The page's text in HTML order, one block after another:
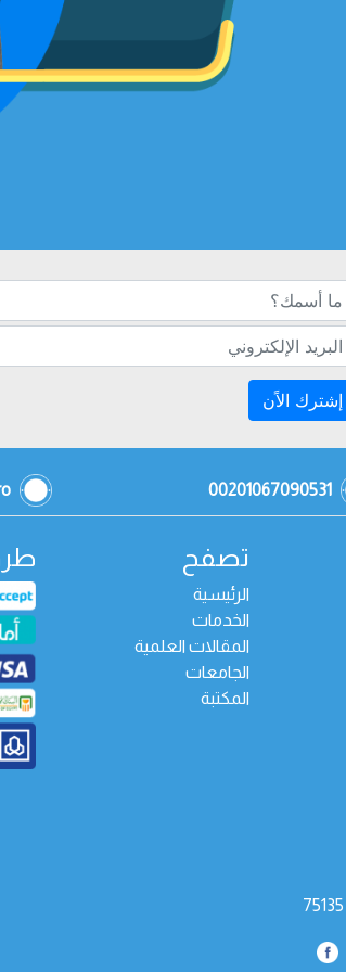
إشترك الاًن
00201067090531
تصفح
الرئيسية
الخدمات
المقالات العلمية
الجامعات
المكتبة